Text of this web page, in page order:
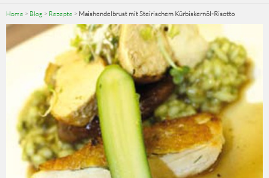
Home > Blog > Rezepte > Maishendelbrust mit Steirischem Kürbiskernöl-Risotto